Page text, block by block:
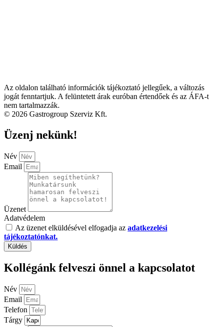
Az oldalon található információk tájékoztató jellegűek, a változás
jogát fenntartjuk. A felüntetett árak euróban értendőek és az ÁFA-t
nem tartalmazzák.
© 2026 Gastrogroup Szerviz Kft.
Üzenj nekünk!
Név
Email
Üzenet
Adatvédelem
Az üzenet elküldésével elfogadja az adatkezelési
tájékoztatónkat.
Küldés
Kollégánk felveszi önnel a kapcsolatot
Név
Email
Telefon
Tárgy